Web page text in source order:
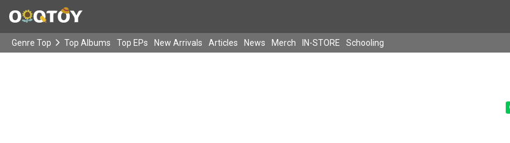
Genre Top Top Albums Top EPs New Arrivals Articles News Merch IN-STORE Schooling